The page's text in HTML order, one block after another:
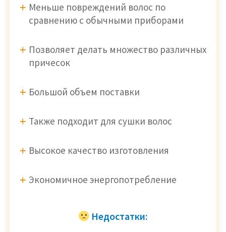
Меньше повреждений волос по
сравнению с обычными приборами
Позволяет делать множество различных
причесок
Большой объем поставки
Также подходит для сушки волос
Высокое качество изготовления
Экономичное энергопотребление
Недостатки: